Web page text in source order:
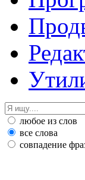
любое из слов
все слова
совпадение